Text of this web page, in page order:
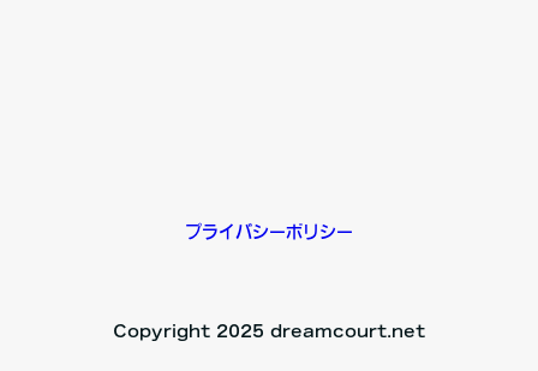
プライバシーポリシー
Copyright 2025 dreamcourt.net